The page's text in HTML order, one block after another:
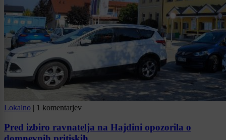
Lokalno | 1 komentarjev
Pred izbiro ravnatelja na Hajdini opozorila o